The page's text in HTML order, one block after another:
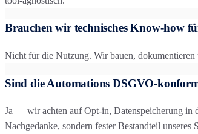
Brauchen wir technisches Know-how
Nicht für die Nutzung. Wir bauen,
Sind die Automations DSGVO-
Ja — wir achten auf Opt-in, Datenspeicherung in
Nachgedanke, sondern fester Bestandteil unseres